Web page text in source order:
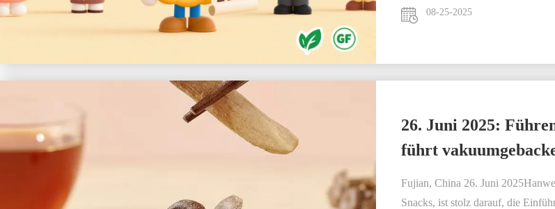
08-25-2025
26. Juni 2025:
führt
Niedrig-T-
Fujian, China 26. Juni
Snacks, ist stolz darauf, die